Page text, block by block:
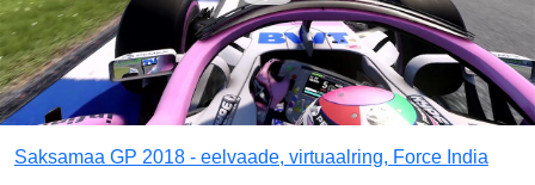
Saksamaa GP 2018 - eelvaade, virtuaalring, Force India